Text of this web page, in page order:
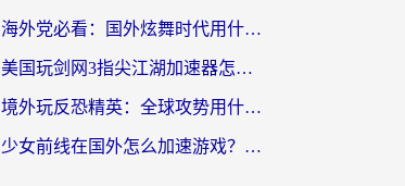
海外党必看：国外炫舞时代用什么加速器比较好？解决延迟卡顿的终极方案
美国玩剑网3指尖江湖加速器怎么选？海外党亲测避坑指南
境外玩反恐精英：全球攻势用什么加速器？2026海外玩家亲测实用指南
少女前线在国外怎么加速游戏？海外玩家必看的国服游戏畅玩指南